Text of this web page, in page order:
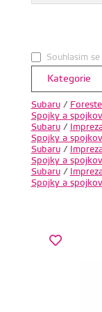
Souhlasim se
Kategorie
Subaru/
Spojky a
Subaru/
Spojky a
Subaru/
Spojky a
Subaru/
Spojky a